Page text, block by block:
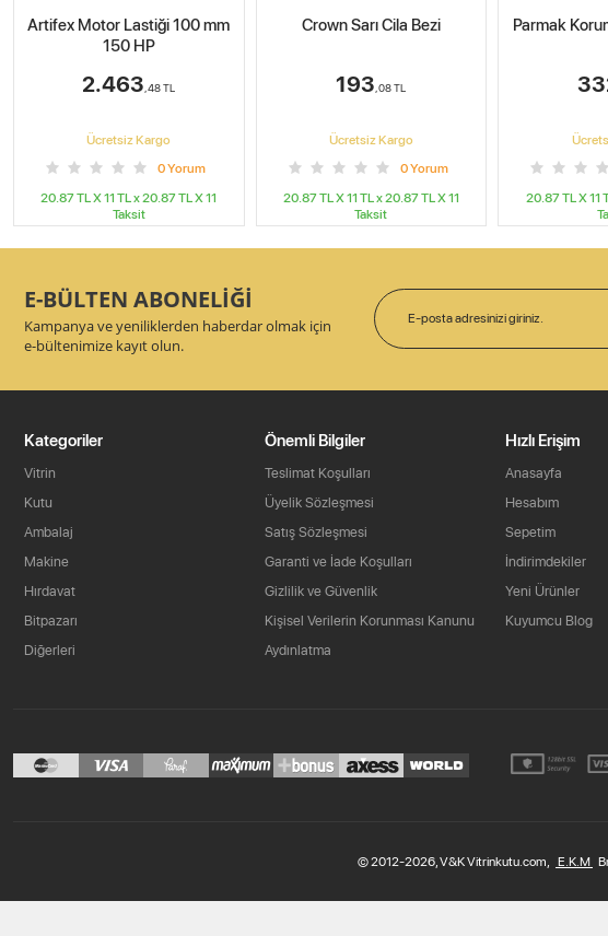
Artifex Motor Lastiği 100 mm
150 HP
2.463,48TL
Ücretsiz Kargo
0Yorum
20.87 TL X 11TL x20.87 TL X 11
Taksit
Crown Sarı Cila Bezi
193,08TL
Ücretsiz Kargo
0Yorum
20.87 TL X 11TL x20.87 TL X 11
Taksit
Parmak
20.87 TL X 11
E-BÜLTEN ABONELİĞİ
Kampanya ve yeniliklerden haberdar olmak için
e-bültenimize kayıt olun.
Kategoriler
Vitrin
Kutu
Ambalaj
Makine
Hırdavat
Bitpazarı
Diğerleri
Önemli Bilgiler
Teslimat Koşulları
Üyelik Sözleşmesi
Satış Sözleşmesi
Garanti ve İade Koşulları
Gizlilik ve Güvenlik
Kişisel Verilerin Korunması Kanunu
Aydınlatma
Hızlı Erişim
Anasayfa
Hesabım
Sepetim
İndirimdekiler
Yeni Ürünler
Kuyumcu Blog
© 2012-2026, V&K Vitrinkutu.com, E.K.M